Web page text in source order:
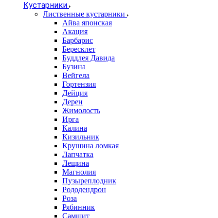
Кустарники
Лиственные кустарники
Айва японская
Акация
Барбарис
Бересклет
Буддлея Давида
Бузина
Вейгела
Гортензия
Дейция
Дерен
Жимолость
Ирга
Калина
Кизильник
Крушина ломкая
Лапчатка
Лещина
Магнолия
Пузыреплодник
Рододендрон
Роза
Рябинник
Самшит